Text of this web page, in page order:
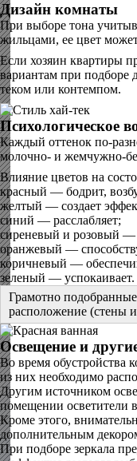
Дизайн комнаты
При выборе тона
жильцами, ее цвет
Если хозяин квартиры
вариантам при подборе
теком или контемпом.
Психологическое
Каждый оттенок по-
молочно- и жемчужно-
Влияние цветов на
красный — бодрит,
желтый — создает
синий — расслабляет;
сиреневый и розовый —
оранжевый —
коричневый —
зеленый — успокаивает.
Грамотно
расположение (стены
Освещение и
Во время
из них необходимо
Другим источником
помещении осветители
Кроме этого,
дополнительным
При подборе зеркала